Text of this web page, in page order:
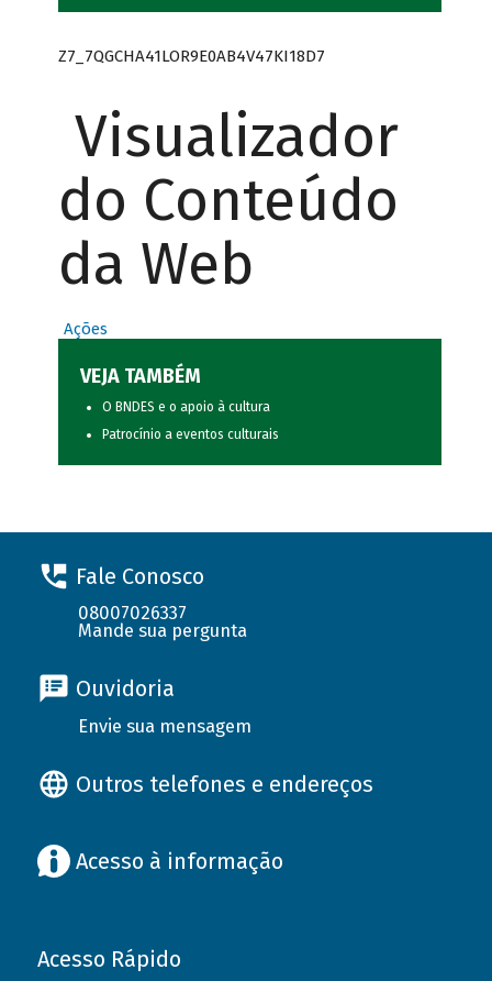
Z7_7QGCHA41LOR9E0AB4V47KI18D7
Visualizador
do Conteúdo
da Web
Ações
VEJA TAMBÉM
O BNDES e o apoio à cultura
Patrocínio a eventos culturais
Fale Conosco
08007026337
Mande sua pergunta
Ouvidoria
Envie sua mensagem
Outros telefones e endereços
Acesso à informação
Acesso Rápido